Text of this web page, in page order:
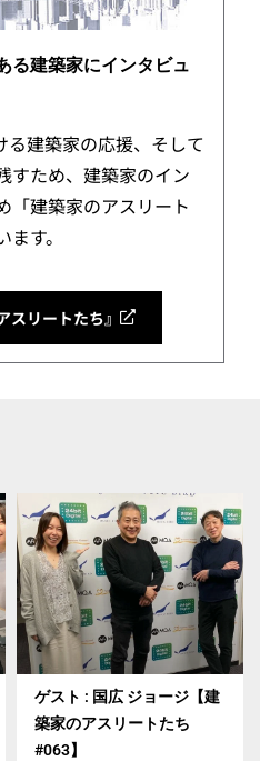
る建築家にインタビュ
建築家の応援、そして
すため、建築家のイン
「建築家のアスリート
す。
スリートたち』
ゲスト : 国広 ジョージ【建
築家のアスリートたち
#063】